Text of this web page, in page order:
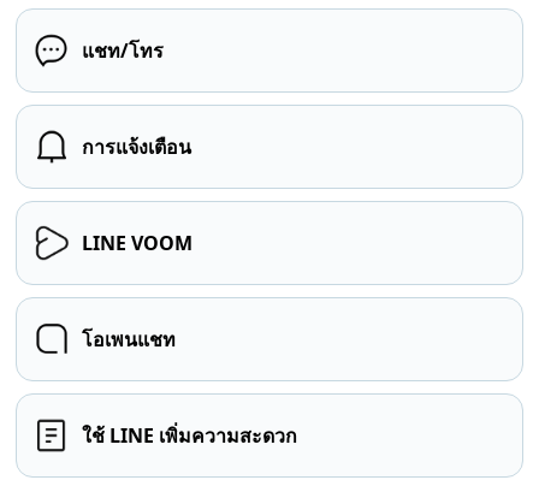
แชท/โทร
การแจ้งเตือน
LINE VOOM
โอเพนแชท
ใช้ LINE เพิ่มความสะดวก